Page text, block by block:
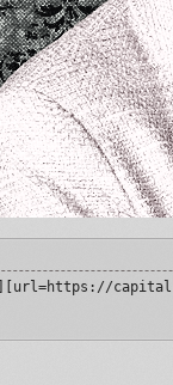
capital-